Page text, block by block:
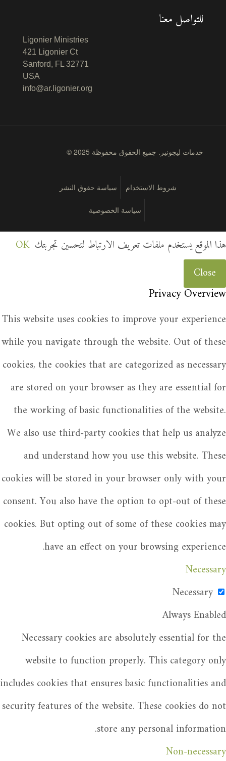
للتواصل معنا
Ligonier Ministries
421 Ligonier Ct
Sanford, FL 32771
USA
info@ar.ligonier.org
© 2025 خدمات ليجونير. جميع الحقوق محفوظة
شروط الاستخدام سياسة حقوق النشر
سياسة الخصوصية
هذا الموقع يستخدم ملفات تعريف الارتباط لتحسين تجربتك OK
Close
Privacy Overview
This website uses cookies to improve your experience
while you navigate through the website. Out of these
cookies, the cookies that are categorized as necessary
are stored on your browser as they are essential for
the working of basic functionalities of the website.
We also use third-party cookies that help us analyze
and understand how you use this website. These
cookies will be stored in your browser only with your
consent. You also have the option to opt-out of these
cookies. But opting out of some of these cookies may
have an effect on your browsing experience.
Necessary
Necessary
Always Enabled
Necessary cookies are absolutely essential for the
website to function properly. This category only
includes cookies that ensures basic functionalities and
security features of the website. These cookies do not
store any personal information.
Non-necessary